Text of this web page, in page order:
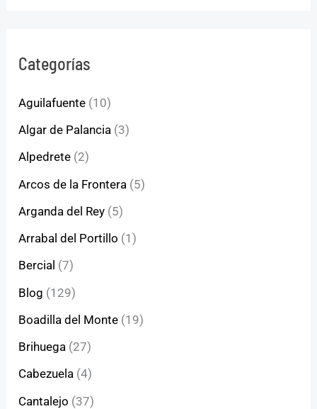
Categorías
Aguilafuente (10)
Algar de Palancia (3)
Alpedrete (2)
Arcos de la Frontera (5)
Arganda del Rey (5)
Arrabal del Portillo (1)
Bercial (7)
Blog (129)
Boadilla del Monte (19)
Brihuega (27)
Cabezuela (4)
Cantalejo (37)